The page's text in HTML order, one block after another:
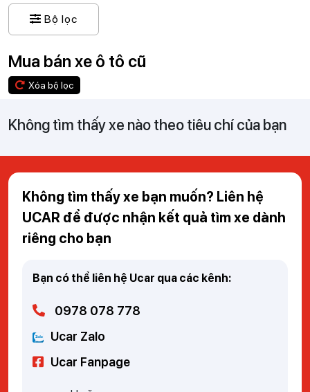
Bộ lọc
Mua bán xe ô tô cũ
Xóa bộ lọc
Không tìm thấy xe nào theo tiêu chí của bạn
Không tìm thấy xe bạn muốn? Liên hệ
UCAR để được nhận kết quả tìm xe dành
riêng cho bạn
Bạn có thể liên hệ Ucar qua các kênh:
0978 078 778
Ucar Zalo
Ucar Fanpage